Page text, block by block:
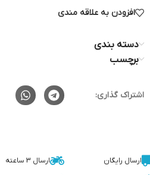
افزودن به علاقه مندی
دسته بندی
برچسب
اشتراک گذاری:
ارسال رایگان ارسال 3 ساعته